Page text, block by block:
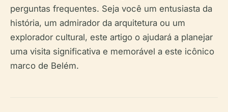
perguntas frequentes. Seja você um entusiasta da
história, um admirador da arquitetura ou um
explorador cultural, este artigo o ajudará a planejar
uma visita significativa e memorável a este icônico
marco de Belém.